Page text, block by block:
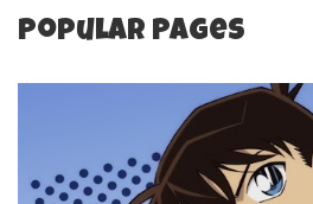
Popular Pages